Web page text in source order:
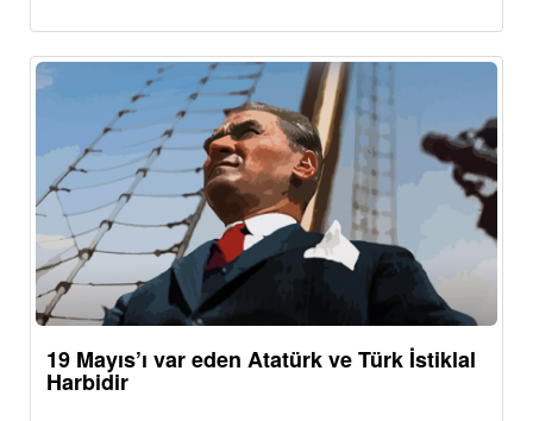
19 Mayıs’ı var eden Atatürk ve Türk İstiklal
Harbidir